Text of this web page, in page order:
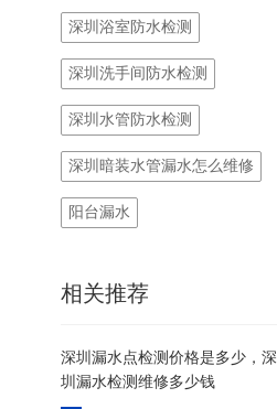
深圳浴室防水检测
深圳洗手间防水检测
深圳水管防水检测
深圳暗装水管漏水怎么维修
阳台漏水
相关推荐
深圳漏水点检测价格是多少，深
圳漏水检测维修多少钱